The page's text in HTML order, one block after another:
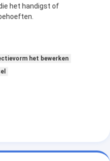
het handigst of
het bewerken